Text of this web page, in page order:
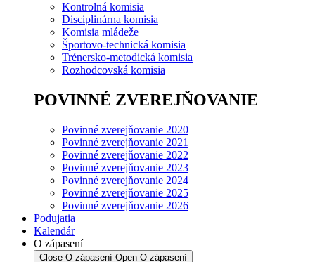
Kontrolná komisia
Disciplinárna komisia
Komisia mládeže
Športovo-technická komisia
Trénersko-metodická komisia
Rozhodcovská komisia
POVINNÉ ZVEREJŇOVANIE
Povinné zverejňovanie 2020
Povinné zverejňovanie 2021
Povinné zverejňovanie 2022
Povinné zverejňovanie 2023
Povinné zverejňovanie 2024
Povinné zverejňovanie 2025
Povinné zverejňovanie 2026
Podujatia
Kalendár
O zápasení
Close O zápasení Open O zápasení